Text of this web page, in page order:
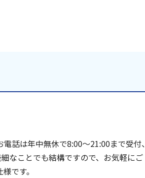
話は年中無休で8:00〜21:00まで受付、
なことでも結構ですので、お気軽にご
です。